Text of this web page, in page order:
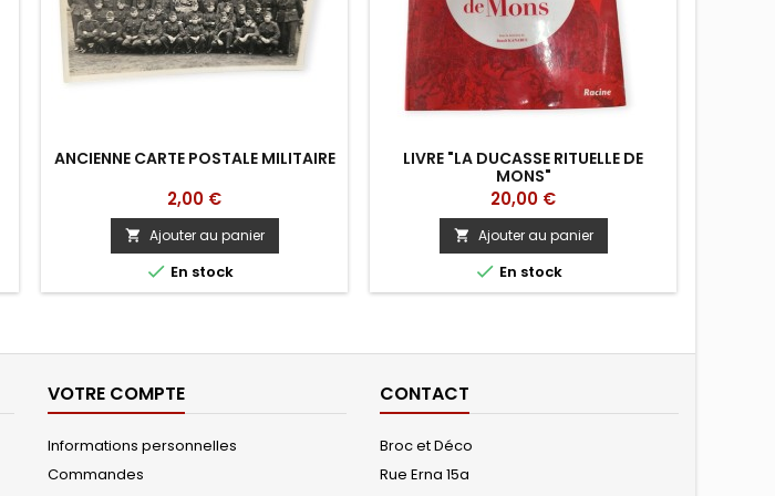
ANCIENNE CARTE POSTALE MILITAIRE
Prix
2,00 €
 Ajouter au panier
 En stock
LIVRE "LA DUCASSE RITUELLE DE
MONS"
Prix
20,00 €
 Ajouter au panier
 En stock
VOTRE COMPTE
Informations personnelles
Commandes
CONTACT
Broc et Déco
Rue Erna 15a